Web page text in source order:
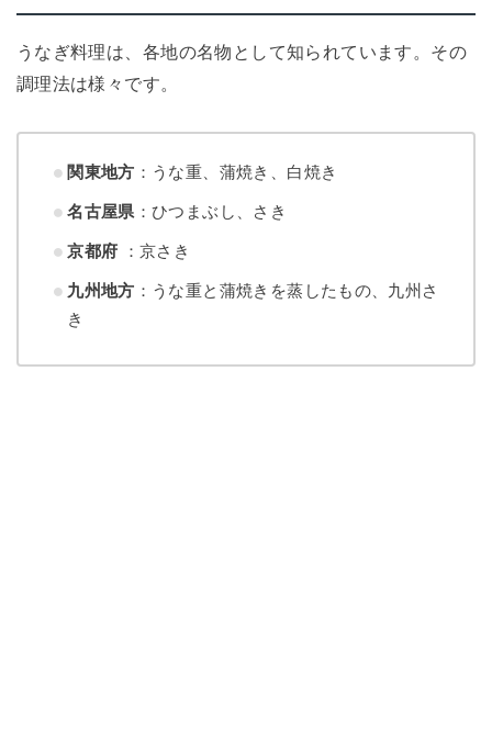
うなぎ料理は、各地の名物として知られています。その
調理法は様々です。
関東地方 ：うな重、蒲焼き、白焼き
名古屋県 ：ひつまぶし、さき
京都府 ：京さき
九州地方 ：うな重と蒲焼きを蒸したもの、九州さ
き